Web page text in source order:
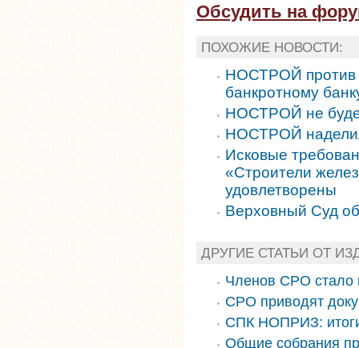
Обсудить на
ПОХОЖИЕ НОВОСТИ:
НОСТРОЙ против
банкротному
НОСТРОЙ не
НОСТРОЙ
Исковые
«Строители
удовлетворены
Верховный Суд
ДРУГИЕ СТАТЬИ ОТ
Членов СРО стало
СРО приводят
СПК НОПРИЗ:
Общие собрания